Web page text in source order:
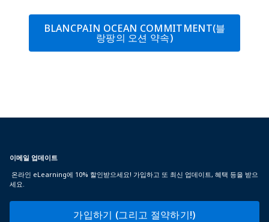
BLANCPAIN OCEAN COMMITMENT(블
랑팡의 오션 약속)
이메일 업데이트
온라인 eLearning에 10% 할인받으세요! 가입하고 또 최신 업데이트, 혜택 등을 받으
세요.
가입하기 (그리고 절약하기!)